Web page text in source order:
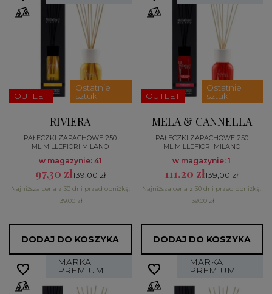
OUTLET
Ostatnie
sztuki
RIVIERA
PAŁECZKI ZAPACHOWE 250
ML MILLEFIORI MILANO
w magazynie: 41
97,30 zł139,00 zł
Najniższa cena z 30 dni przed obniżką:
139,00 zł
DODAJ DO KOSZYKA
OUTLET
Ostatnie
sztuki
MELA & CANNELLA
PAŁECZKI ZAPACHOWE 250
ML MILLEFIORI MILANO
w magazynie: 1
111,20 zł139,00 zł
Najniższa cena z 30 dni przed obniżką:
139,00 zł
DODAJ DO KOSZYKA
MARKA
PREMIUM
favorite_border
favorite_border MARKA
PREMIUM
favorite_border
favorite_border